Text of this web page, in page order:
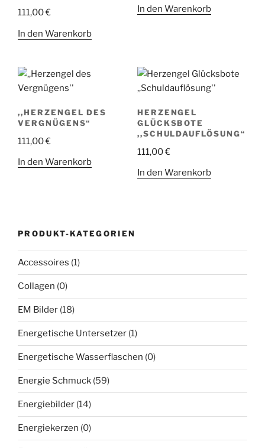
111,00€
In den Warenkorb
In den Warenkorb
,,HERZENGEL DES
VERGNÜGENS“
111,00€
In den Warenkorb
HERZENGEL
GLÜCKSBOTE
,,SCHULDAUFLÖSUNG“
111,00€
In den Warenkorb
PRODUKT-KATEGORIEN
Accessoires (1)
Collagen (0)
EM Bilder (18)
Energetische Untersetzer (1)
Energetische Wasserflaschen (0)
Energie Schmuck (59)
Energiebilder (14)
Energiekerzen (0)